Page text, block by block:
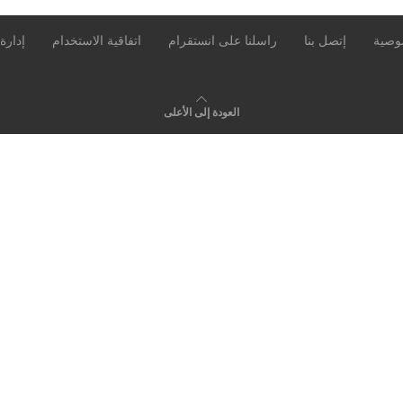
إتصل بنا راسلنا على انستقرام اتفاقية الاستخدام
العودة إلى الأعلى